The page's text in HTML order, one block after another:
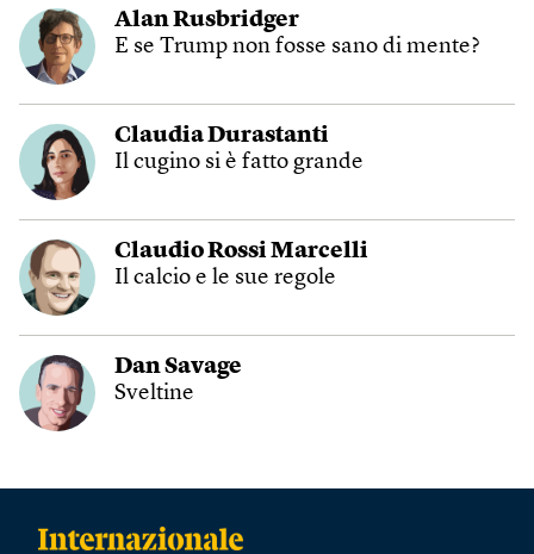
Alan Rusbridger
E se Trump non fosse sano di mente?
Claudia Durastanti
Il cugino si è fatto grande
Claudio Rossi Marcelli
Il calcio e le sue regole
Dan Savage
Sveltine